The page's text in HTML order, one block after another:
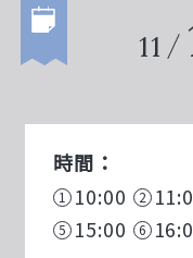
11
時間：
10:00
15:00